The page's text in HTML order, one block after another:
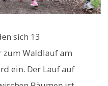
sich 13
zum Waldlauf am
ein. Der Lauf auf